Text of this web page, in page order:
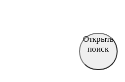
Открыть
поиск